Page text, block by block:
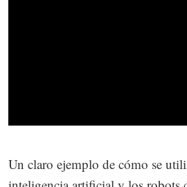
Un claro ejemplo de cómo se